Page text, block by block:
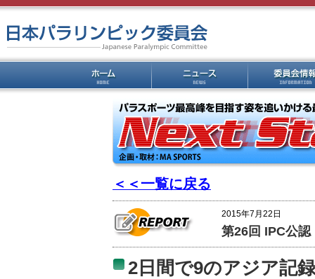
＜＜一覧に戻る
2015年7月22日
第26回 IPC公
2日間で9のアジア記